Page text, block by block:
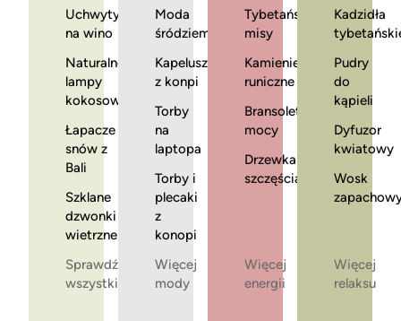
Uchwyty
na wino
Naturalne
lampy
kokosowe
Łapacze
snów z
Bali
Szklane
dzwonki
wietrzne
Sprawdź
wszystkie
Moda
śródziemnomorska
Kapelusze
z konpi
Torby
na
laptopa
Torby i
plecaki
z
konopi
Więcej
mody
Tybetańskie
misy
Kamienie
runiczne
Bransoletki
mocy
Drzewka
szczęścia
Więcej
energii
Kadzidła
Pudry
do
kąpieli
Dyfuzor
kwiatowy
Wosk
Więcej
relaksu